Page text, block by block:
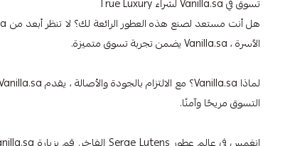
الآسرة ، Vanilla.sa يضمن تجربة تسوق متميزة.
التسوق مريحًا وآمنًا.